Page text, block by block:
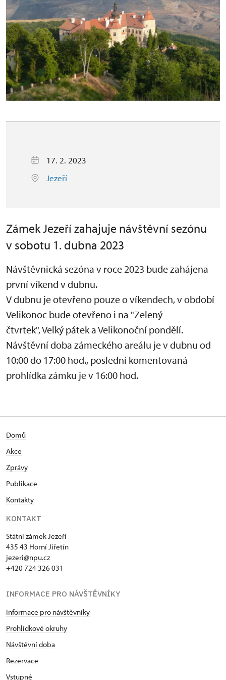
17. 2. 2023
Jezeří
Zámek Jezeří zahajuje návštěvní sezónu
v sobotu 1. dubna 2023
Návštěvnická sezóna v roce 2023 bude zahájena
první víkend v dubnu.
V dubnu je otevřeno pouze o víkendech, v období
Velikonoc bude otevřeno i na "Zelený
čtvrtek", Velký pátek a Velikonoční pondělí.
Návštěvní doba zámeckého areálu je v dubnu od
10:00 do 17:00 hod., poslední komentovaná
prohlídka zámku je v 16:00 hod.
Domů
Akce
Zprávy
Publikace
Kontakty
KONTAKT
Státní zámek Jezeří
435 43 Horní Jiřetín
jezeri@npu.cz
+420 724 326 031
INFORMACE PRO NÁVŠTĚVNÍKY
Informace pro návštěvníky
Prohlídkové okruhy
Návštěvní doba
Rezervace
Vstupné